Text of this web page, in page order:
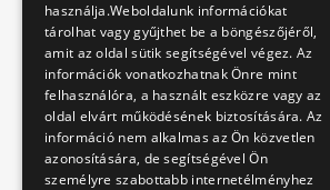
használja.Weboldalunk információkat
tárolhat vagy gyűjthet be a böngészőjéről,
amit az oldal sütik segítségével végez. Az
információk vonatkozhatnak Önre mint
felhasználóra, a használt eszközre vagy az
oldal elvárt működésének biztosítására. Az
információ nem alkalmas az Ön közvetlen
azonosítására, de segítségével Ön
személyre szabottabb internetélményhez